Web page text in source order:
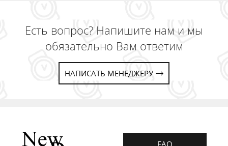
Есть вопрос? Напишите нам и мы
обязательно Вам ответим
НАПИСАТЬ МЕНЕДЖЕРУ
FAQ